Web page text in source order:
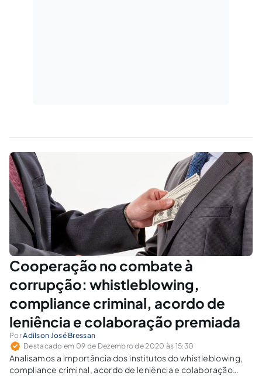
Cooperação no combate à
corrupção: whistleblowing,
compliance criminal, acordo de
leniência e colaboração premiada
PorAdilson José Bressan
Destacado em 09 de Dezembro de 2020 às 15:30
Analisamos a importância dos institutos do whistleblowing,
compliance criminal, acordo de leniência e colaboração